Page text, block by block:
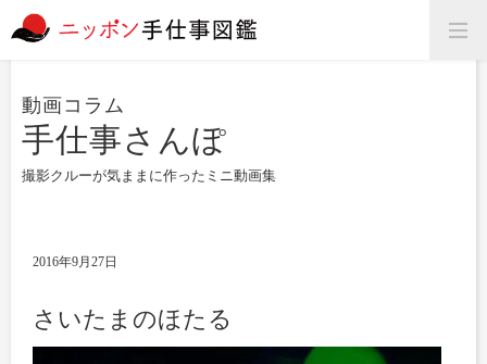
動画コラム
手仕事さんぽ
撮影クルーが気ままに作ったミニ動画集
2016年9月27日
さいたまのほたる